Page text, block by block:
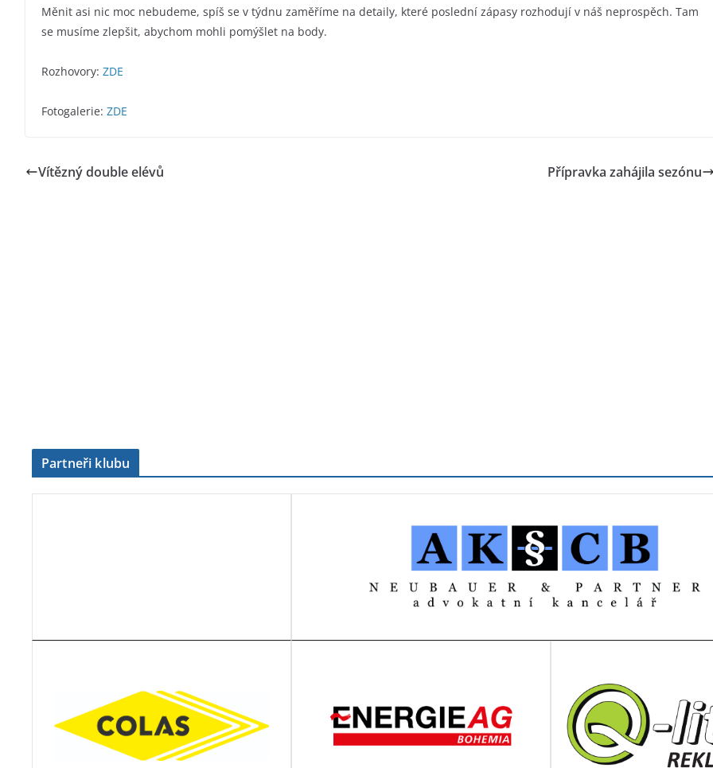
Měnit asi nic moc nebudeme, spíš se v týdnu zaměříme na detaily, které poslední zápasy rozhodují v náš neprospěch. Tam
se musíme zlepšit, abychom mohli pomýšlet na body.
Rozhovory: ZDE
Fotogalerie: ZDE
Vítězný double elévů Přípravka zahájila sezónu
Partneři klubu